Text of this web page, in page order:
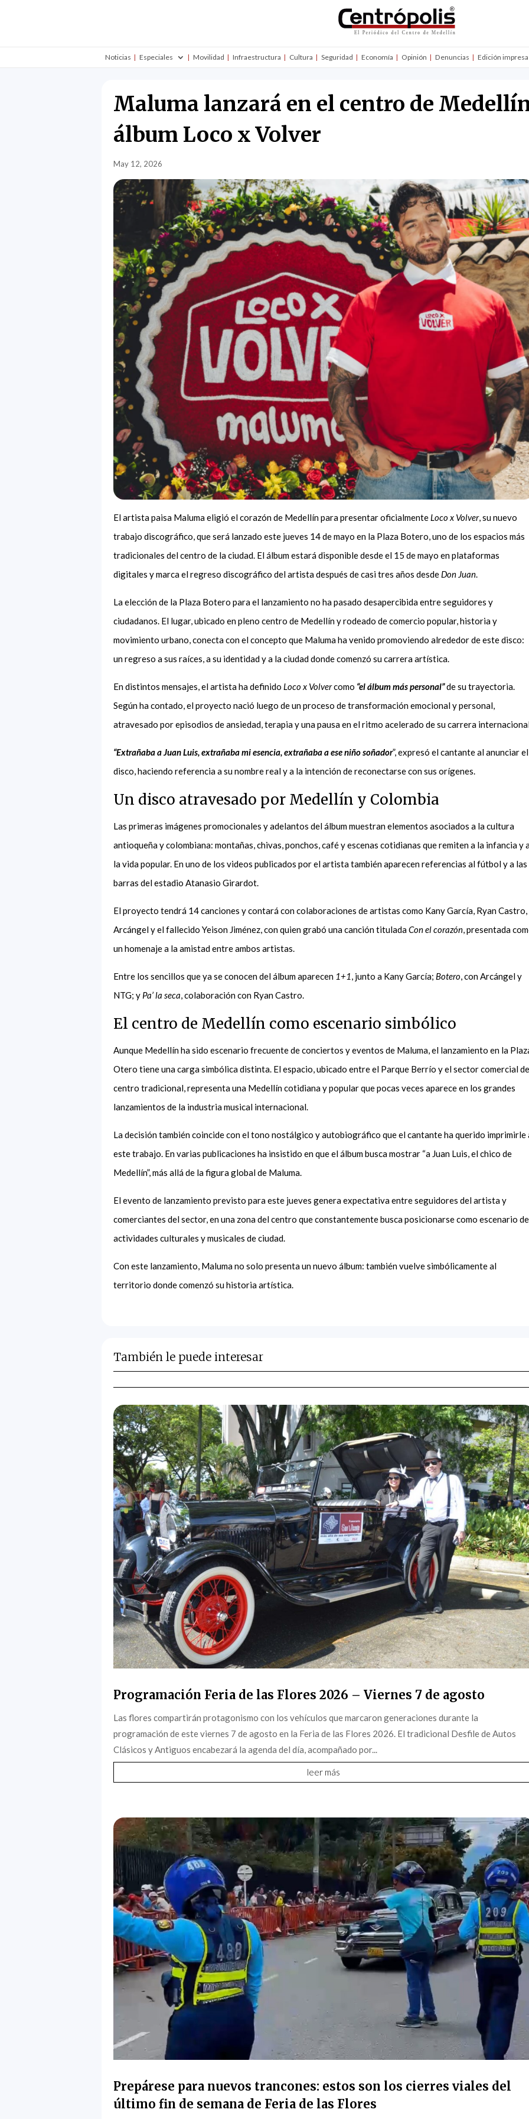
Noticias Especiales Movilidad Infraestructura Cultura Seguridad Economía Opinión Denuncias Edición impresa
Maluma lanzará en el centro de
álbum Loco x Volver
May 12, 2026
El artista paisa Maluma eligió el corazón de Medellín para presentar oficialmente Loco x Volver, su nuevo
trabajo discográfico, que será lanzado este jueves 14 de mayo en la Plaza Botero, uno de los espacios más
tradicionales del centro de la ciudad. El álbum estará disponible desde el 15 de mayo en plataformas
digitales y marca el regreso discográfico del artista después de casi tres años desde Don Juan.
La elección de la Plaza Botero para el lanzamiento no ha pasado desapercibida entre seguidores y
ciudadanos. El lugar, ubicado en pleno centro de Medellín y rodeado de comercio popular, historia y
movimiento urbano, conecta con el concepto que Maluma ha venido promoviendo alrededor de este disco:
un regreso a sus raíces, a su identidad y a la ciudad donde comenzó su carrera artística.
En distintos mensajes, el artista ha definido Loco x Volvercomo “el álbum más personal”de su trayectoria.
Según ha contado, el proyecto nació luego de un proceso de transformación emocional y personal,
atravesado por episodios de ansiedad, terapia y una pausa en el ritmo acelerado de su carrera
“Extrañaba a Juan Luis, extrañaba mi esencia, extrañaba a ese niño soñador”, expresó el cantante al anunciar el
disco, haciendo referencia a su nombre real y a la intención de reconectarse con sus orígenes.
Un disco atravesado por Medellín y Colombia
Las primeras imágenes promocionales y adelantos del álbum muestran elementos asociados a la cultura
antioqueña y colombiana: montañas, chivas, ponchos, café y escenas cotidianas que remiten a la infancia y
la vida popular. En uno de los videos publicados por el artista también aparecen referencias al fútbol y a las
barras del estadio Atanasio Girardot.
El proyecto tendrá 14 canciones y contará con colaboraciones de artistas como Kany García, Ryan Castro,
Arcángel y el fallecido Yeison Jiménez, con quien grabó una canción tituladaCon el corazón, presentada
un homenaje a la amistad entre ambos artistas.
Entre los sencillos que ya se conocen del álbum aparecen 1+1, junto a Kany García; Botero, con Arcángel y
NTG; y Pa’ la seca, colaboración con Ryan Castro.
El centro de Medellín como escenario simbólico
Aunque Medellín ha sido escenario frecuente de conciertos y eventos de Maluma, el lanzamiento en la
Otero tiene una carga simbólica distinta. El espacio, ubicado entre el Parque Berrío y el sector comercial
centro tradicional, representa una Medellín cotidiana y popular que pocas veces aparece en los grandes
lanzamientos de la industria musical internacional.
La decisión también coincide con el tono nostálgico y autobiográfico que el cantante ha querido imprimirle
este trabajo. En varias publicaciones ha insistido en que el álbum busca mostrar “a Juan Luis, el chico de
Medellín”, más allá de la figura global de Maluma.
El evento de lanzamiento previsto para este jueves genera expectativa entre seguidores del artista y
comerciantes del sector, en una zona del centro que constantemente busca posicionarse como escenario de
actividades culturales y musicales de ciudad.
Con este lanzamiento, Maluma no solo presenta un nuevo álbum: también vuelve simbólicamente al
territorio donde comenzó su historia artística.
También le puede interesar
Programación Feria de las Flores 2026 – Viernes 7 de agosto
Las flores compartirán protagonismo con los vehículos que marcaron generaciones durante la
programación de este viernes 7 de agosto en la Feria de las Flores 2026. El tradicional Desfile de Autos
Clásicos y Antiguos encabezará la agenda del día, acompañado por...
leer más
Prepárese para nuevos trancones: estos son los cierres viales del
último fin de semana de Feria de las Flores